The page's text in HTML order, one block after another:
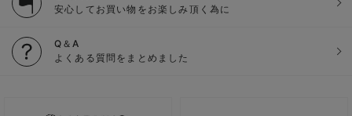
安心してお買い物をお楽しみ頂く為に
Q＆A
よくある質問をまとめました